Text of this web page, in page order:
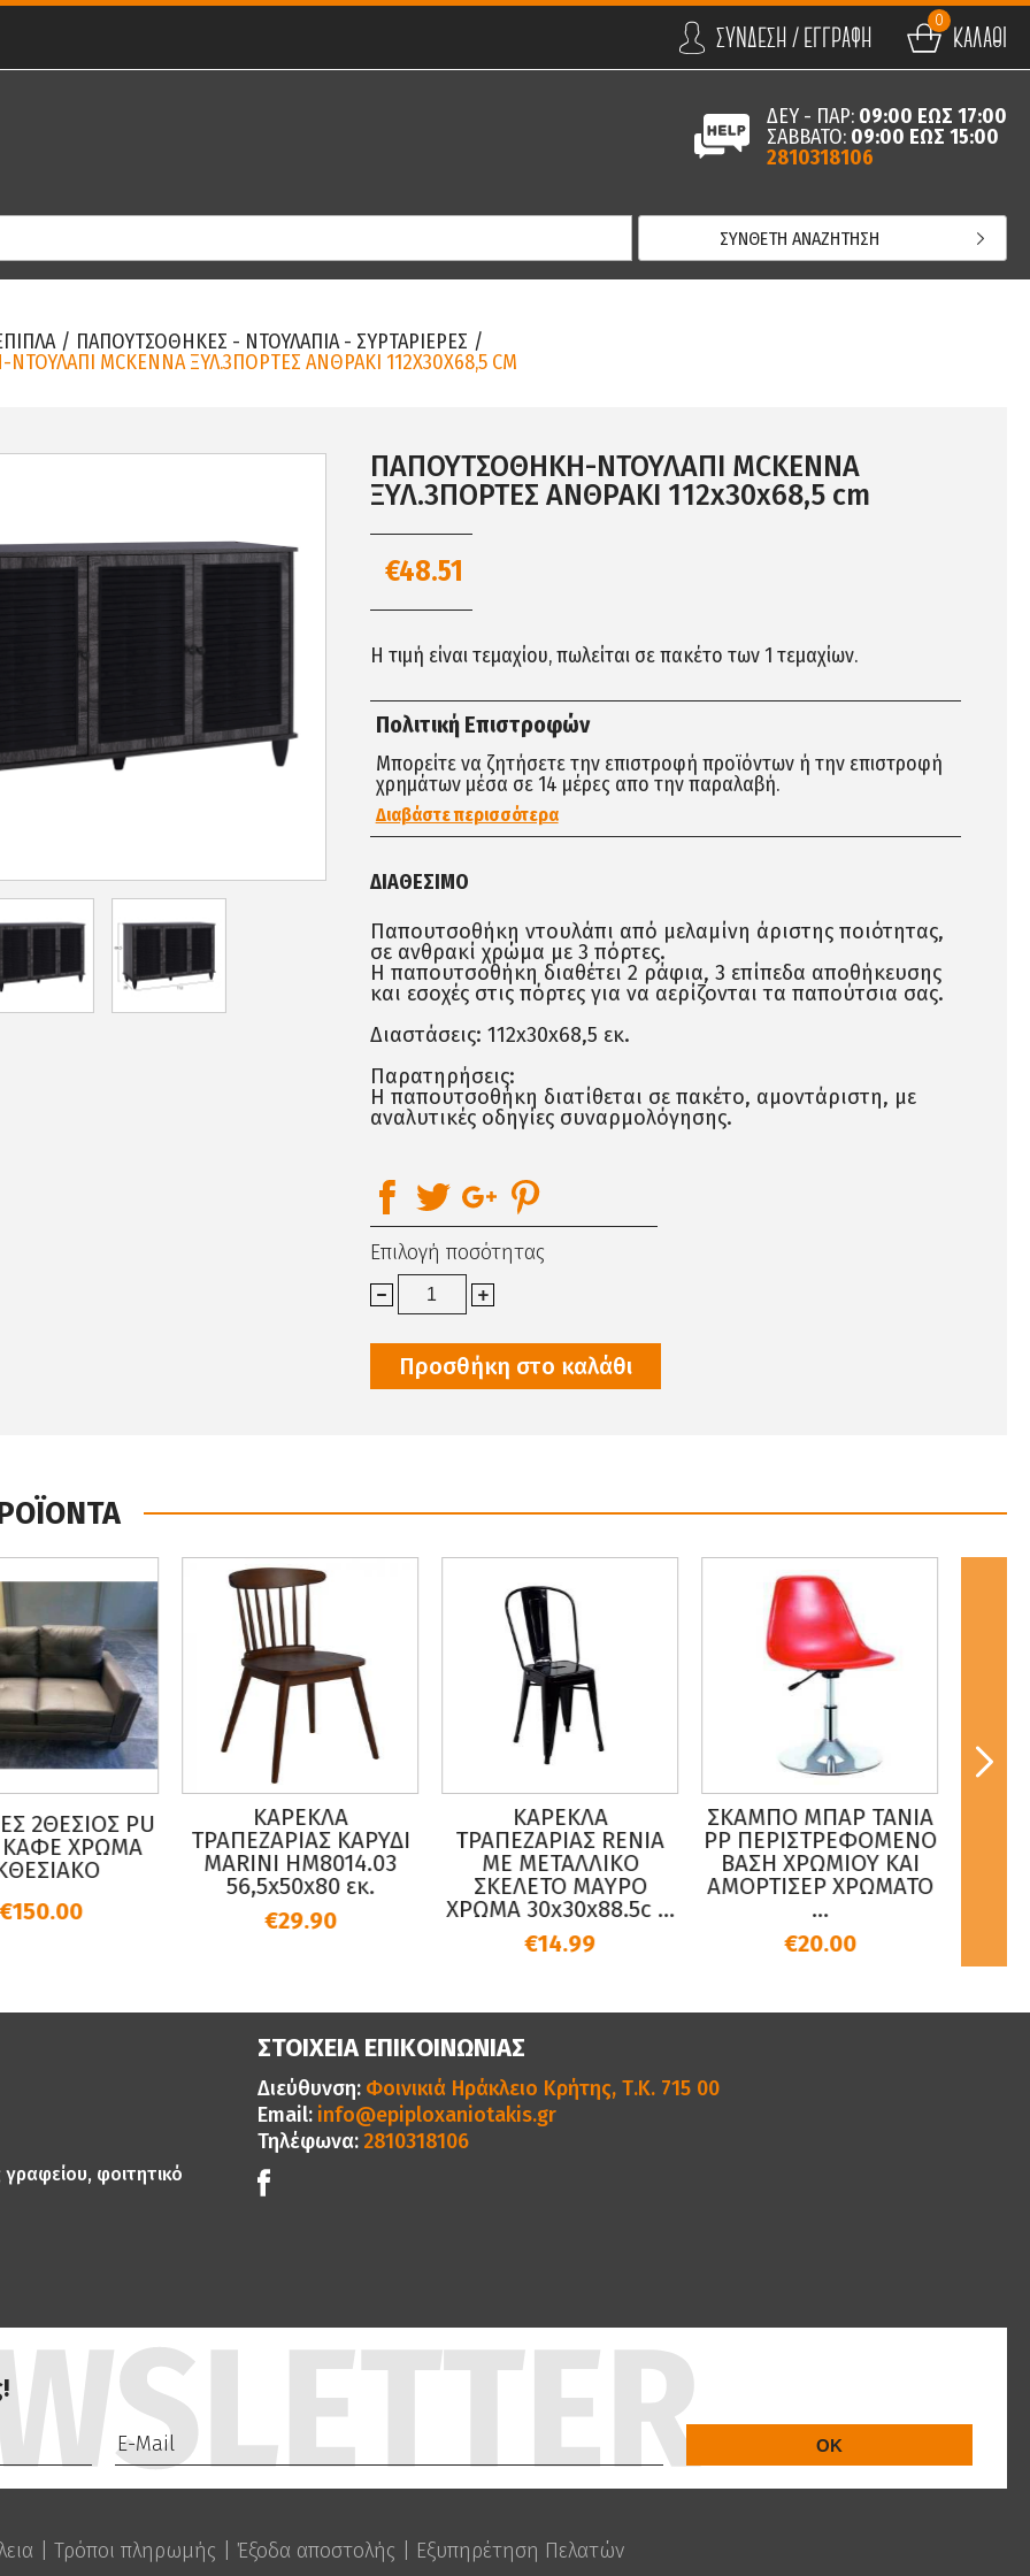
ΣΥΝΔΕΣΗ / ΕΓΓΡΑΦΗ ΚΑΛΑΘΙ
0
ΔΕΥ - ΠΑΡ: 09:00 ΕΩΣ 17:00
ΣΑΒΒΑΤΟ: 09:00 ΕΩΣ 15:00
2810318106
ΣΥΝΘΕΤΗ ΑΝΑΖΗΤΗΣΗ
/ ΠΑΠΟΥΤΣΟΘΗΚΕΣ - ΝΤΟΥΛΑΠΙΑ - ΣΥΡΤΑΡΙΕΡΕΣ /
MCKENNA ΞΥΛ.3ΠΟΡΤΕΣ ΑΝΘΡΑΚΙ 112X30X68,5 CM
ΠΑΠΟΥΤΣΟΘΗΚΗ-ΝΤΟΥΛΑΠΙ MCKENNA
ΞΥΛ.3ΠΟΡΤΕΣ ΑΝΘΡΑΚΙ 112x30x68,5 cm
€48.51
Η τιμή είναι τεμαχίου, πωλείται σε πακέτο των 1 τεμαχίων.
Πολιτική Επιστροφών
Μπορείτε να ζητήσετε την επιστροφή προϊόντων ή την επιστροφή
χρημάτων μέσα σε 14 μέρες απο την παραλαβή.
Διαβάστε περισσότερα
ΔΙΑΘΈΣΙΜΟ
Παπουτσοθήκη ντουλάπι από μελαμίνη άριστης ποιότητας,
σε ανθρακί χρώμα με 3 πόρτες.
Η παπουτσοθήκη διαθέτει 2 ράφια, 3 επίπεδα αποθήκευσης
και εσοχές στις πόρτες για να αερίζονται τα παπούτσια σας.
Διαστάσεις: 112x30x68,5 εκ.
Παρατηρήσεις:
Η παπουτσοθήκη διατίθεται σε πακέτο, αμοντάριστη, με
αναλυτικές οδηγίες συναρμολόγησης.
Επιλογή ποσότητας
Προσθήκη στο καλάθι
2ΘΕΣΙΟΣ PU
ΚΑΦΕ ΧΡΩΜΑ
€150.00
ΚΑΡΕΚΛΑ
ΤΡΑΠΕΖΑΡΙΑΣ ΚΑΡΥΔΙ
MARINI HM8014.03
56,5x50x80 εκ.
€29.90
ΚΑΡΕΚΛΑ
ΤΡΑΠΕΖΑΡΙΑΣ RENIA
ΜΕ ΜΕΤΑΛΛΙΚΟ
ΣΚΕΛΕΤΟ ΜΑΥΡΟ
ΧΡΩΜΑ 30x30x88.5c ...
€14.99
ΣΚΑΜΠΟ ΜΠΑΡ TANIA
PP ΠΕΡΙΣΤΡΕΦΟΜΕΝΟ
ΒΑΣΗ ΧΡΩΜΙΟΥ ΚΑΙ
ΑΜΟΡΤΙΣΕΡ ΧΡΩΜΑΤΟ
...
€20.00
φοιτητικό
ΣΤΟΙΧΕΙΑ ΕΠΙΚΟΙΝΩΝΙΑΣ
Διεύθυνση: Φοινικιά Ηράκλειο Κρήτης, Τ.Κ. 715 00
Email: info@epiploxaniotakis.gr
Τηλέφωνα: 2810318106
Τρόποι πληρωμής Έξοδα αποστολής Εξυπηρέτηση Πελατών